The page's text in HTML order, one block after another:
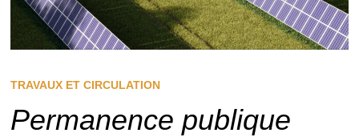
TRAVAUX ET CIRCULATION
Permanence publique